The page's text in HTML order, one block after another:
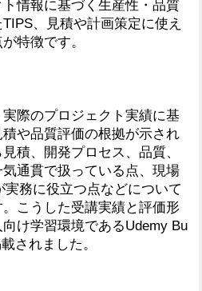
情報に基づく生産性・品質
、見積や計画策定に使え
特徴です。
際のプロジェクト実績に基
や品質評価の根拠が示され
積、開発プロセス、品質、
通貫で扱っている点、現場
務に役立つ点などについて
こうした受講実績と評価形
け学習環境であるUdemy Bu
されました。